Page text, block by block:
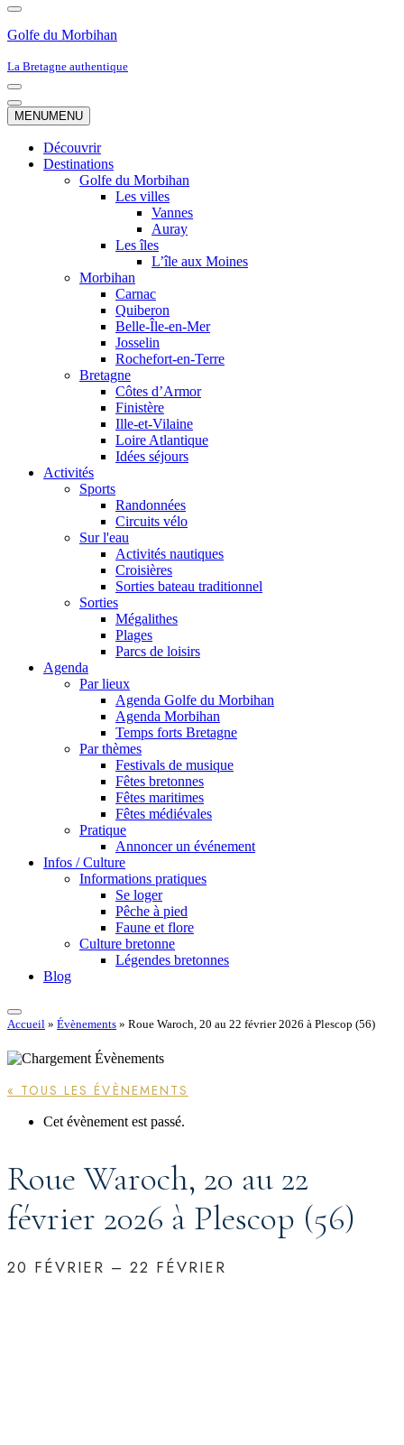
Golfe du Morbihan
La Bretagne authentique
Menu
de
navigation
Menu
de
MENUMENU
Découvrir
Destinations
Golfe du Morbihan
Les villes
Vannes
Auray
Les îles
L’île aux Moines
Morbihan
Carnac
Quiberon
Belle-Île-en-Mer
Josselin
Rochefort-en-Terre
Bretagne
Côtes d’Armor
Finistère
Ille-et-Vilaine
Loire Atlantique
Idées séjours
Activités
Sports
Randonnées
Circuits vélo
Sur l'eau
Activités nautiques
Croisières
Sorties bateau traditionnel
Sorties
Mégalithes
Plages
Parcs de loisirs
Agenda
Par lieux
Agenda Golfe du Morbihan
Agenda Morbihan
Temps forts Bretagne
Par thèmes
Festivals de musique
Fêtes bretonnes
Fêtes maritimes
Fêtes médiévales
Pratique
Annoncer un événement
Infos / Culture
Informations pratiques
Se loger
Pêche à pied
Faune et flore
Culture bretonne
Légendes bretonnes
Blog
Accueil » Évènements » Roue Waroch, 20 au 22 février 2026 à Plescop (56)
« TOUS LES ÉVÈNEMENTS
Cet évènement est passé.
Roue Waroch, 20 au 22
février 2026 à Plescop (56)
20 FÉVRIER –22 FÉVRIER